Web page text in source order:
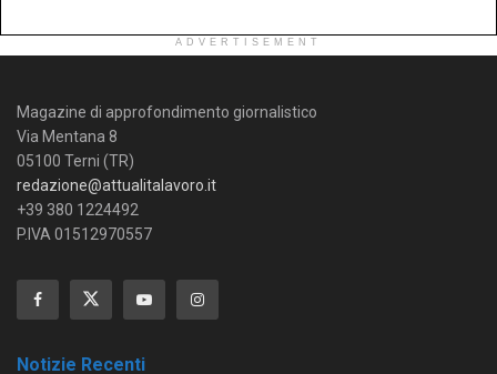
ADVERTISEMENT
Magazine di approfondimento giornalistico
Via Mentana 8
05100 Terni (TR)
redazione@attualitalavoro.it
+39 380 1224492
P.IVA 01512970557
Notizie Recenti